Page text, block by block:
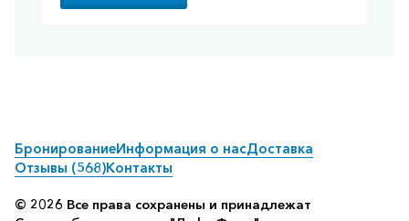
БронированиеИнформация о насДоставка
Отзывы (568)Контакты
© 2026 Все права сохранены и принадлежат